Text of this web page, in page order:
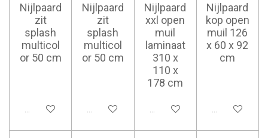
Nijlpaard
zit
splash
multicol
or 50 cm
Ajouter au panier
Nijlpaard
zit
splash
multicol
or 50 cm
Ajouter au panier
Nijlpaard
xxl open
muil
laminaat
310 x
110 x
178 cm
Ajouter au panier
Nijlpaard
kop open
muil 126
x 60 x 92
cm
Ajouter au